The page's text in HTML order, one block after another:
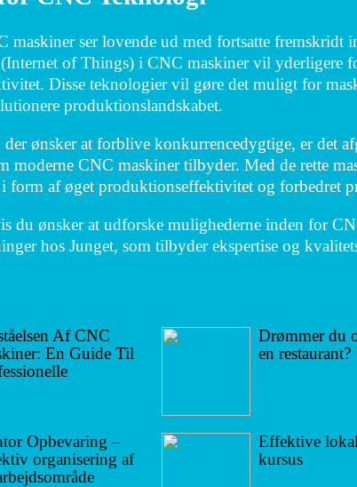
maskiner ser lovende ud med fortsatte
of Things) i CNC maskiner vil yderligere
Disse teknologier vil gøre det muligt for
produktionslandskabet.
ønsker at forblive konkurrencedygtige, er det
moderne CNC maskiner tilbyder. Med de rette
form af øget produktionseffektivitet og forbedret
du ønsker at udforske mulighederne inden for
hos Junget, som tilbyder ekspertise og
Af CNC
En Guide Til
Opbevaring –
organisering af
Drømmer du
en restaurant?
Effektive
kursus